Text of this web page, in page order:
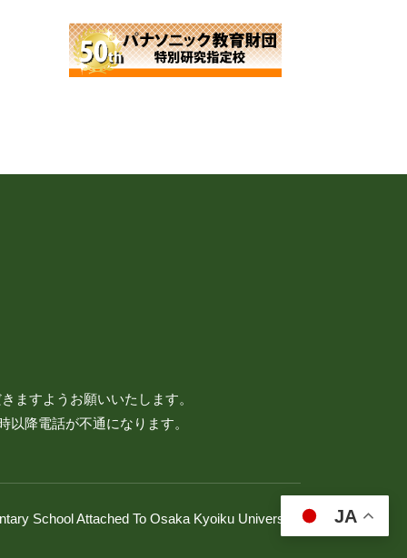
ますようお願いいたします。
降電話が不通になります。
School Attached To Osaka Kyoiku University. JA